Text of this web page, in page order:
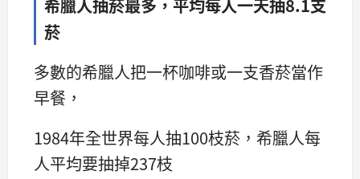
菸
多數的希臘人把一杯咖啡或一支香菸當作
早餐，
1984年全世界每人抽100枝菸，希臘人每
人平均要抽掉237枝